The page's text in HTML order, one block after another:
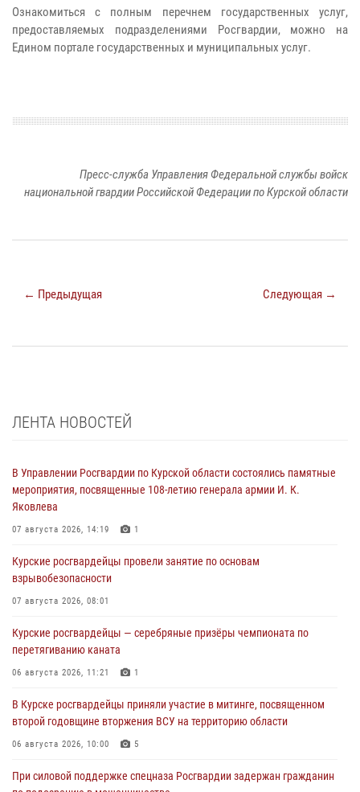
Ознакомиться с полным перечнем государственных услуг,
предоставляемых подразделениями Росгвардии, можно на
Едином портале государственных и муниципальных услуг.
Пресс-служба Управления Федеральной службы войск
национальной гвардии Российской Федерации по Курской области
← Предыдущая Следующая →
ЛЕНТА НОВОСТЕЙ
В Управлении Росгвардии по Курской области состоялись памятные
мероприятия, посвященные 108-летию генерала армии И. К.
Яковлева
07 августа 2026, 14:19 1
Курские росгвардейцы провели занятие по основам
взрывобезопасности
07 августа 2026, 08:01
Курские росгвардейцы — серебряные призёры чемпионата по
перетягиванию каната
06 августа 2026, 11:21 1
В Курске росгвардейцы приняли участие в митинге, посвященном
второй годовщине вторжения ВСУ на территорию области
06 августа 2026, 10:00 5
При силовой поддержке спецназа Росгвардии задержан гражданин